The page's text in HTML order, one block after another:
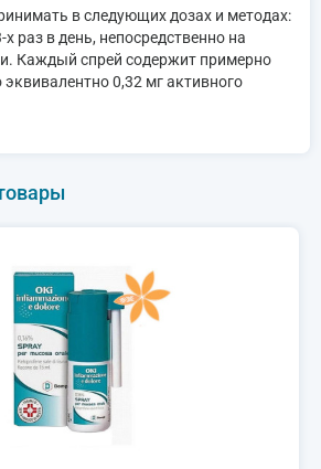
в следующих дозах и методах:
раз в день, непосредственно на
Каждый спрей содержит примерно
эквивалентно 0,32 мг активного